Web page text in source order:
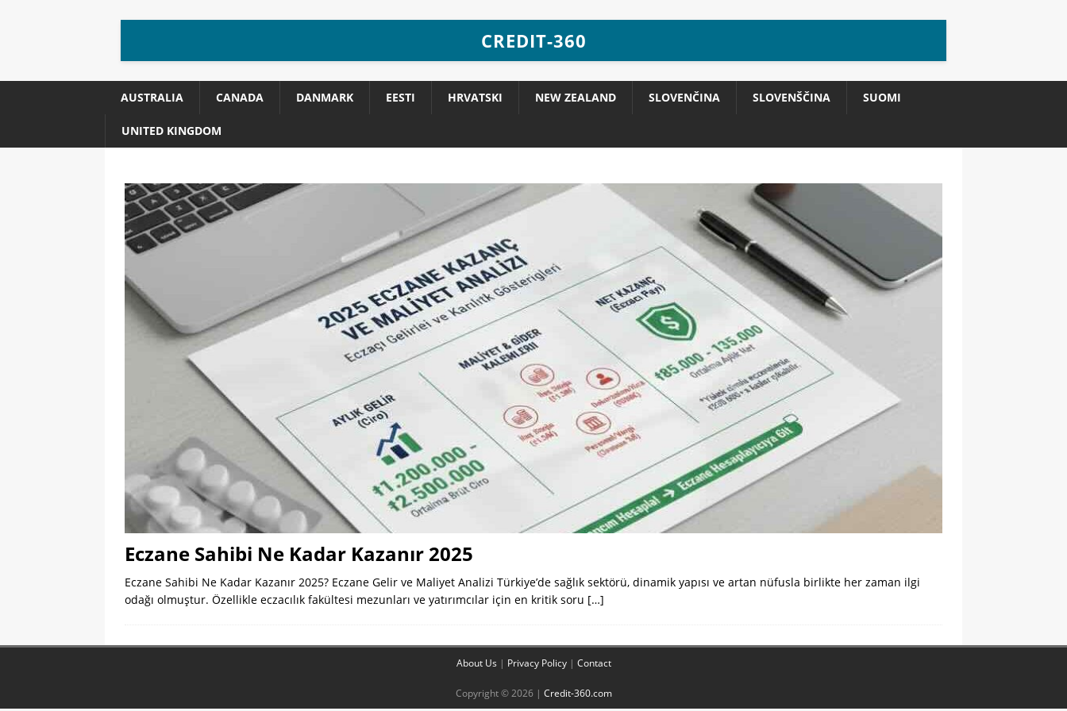
CREDIT-360
AUSTRALIA CANADA DANMARK EESTI HRVATSKI NEW ZEALAND SLOVENČINA SLOVENŠČINA SUOMI
UNITED KINGDOM
Eczane Sahibi Ne Kadar Kazanır 2025
Eczane Sahibi Ne Kadar Kazanır 2025? Eczane Gelir ve Maliyet Analizi Türkiye’de sağlık sektörü, dinamik yapısı ve artan nüfusla birlikte her zaman ilgi
odağı olmuştur. Özellikle eczacılık fakültesi mezunları ve yatırımcılar için en kritik soru […]
About Us | Privacy Policy| Contact
Copyright © 2026 | Credit-360.com